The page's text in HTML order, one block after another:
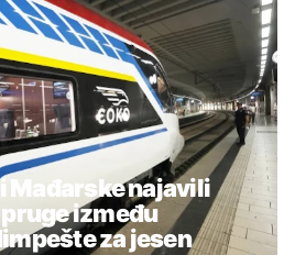
Mađarske najavili
između
za jesen